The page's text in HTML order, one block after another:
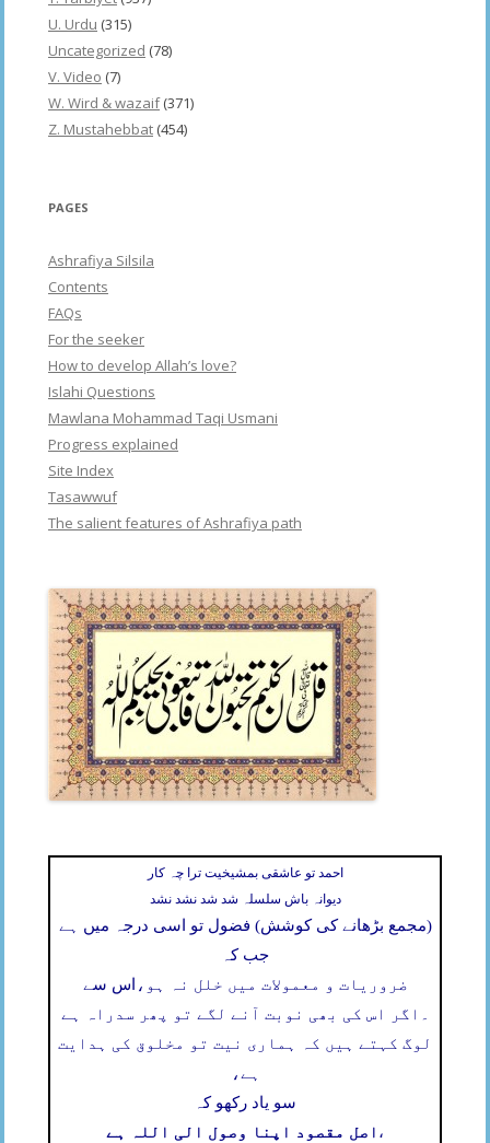
U. Urdu (315)
Uncategorized (78)
V. Video (7)
W. Wird & wazaif(371)
Z. Mustahebbat (454)
PAGES
Ashrafiya Silsila
Contents
FAQs
For the seeker
How to develop Allah’s love?
Islahi Questions
Mawlana Mohammad Taqi Usmani
Progress explained
Site Index
Tasawwuf
The salient features of Ashrafiya path
احمد تو عاشقی بمشیخیت ترا چہ کار
دیوانہ باش سلسلہ شد شد نشد نشد
(مجمع بڑھانے کی کوشش) فضول تو اسی درجہ میں ہے
جب کہ
اس سے ضروریات و معمولات میں خلل نہ ہو،
اگر اس کی بھی نوبت آنے لگے تو پھر سدراہ ہے ۔
لوگ کہتے ہیں کہ ہماری نیت تو مخلوق کی ہدایت
ہے،
سو یاد رکھو کہ
اصل مقصود اپنا وصول الی اللہ ہے ،